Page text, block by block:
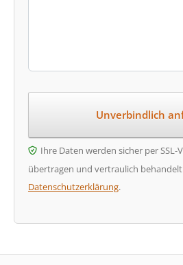
Ihre Daten werden sicher per SSL-
übertragen und vertraulich
Datenschutzerklärung.